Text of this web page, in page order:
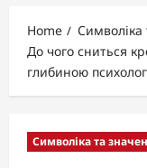
Home
Символіка
До чого сниться
глибиною
Символіка та